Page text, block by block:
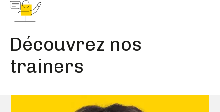
Découvrez nos
trainers